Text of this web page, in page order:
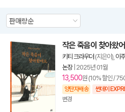
작은 죽음이 찾아왔
키티 크라우더 (지은이), 이
논장| 2025년 01월
13,500원 (10% 할인 /
양탄자배송 썬데이
변경